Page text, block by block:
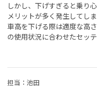
しかし、下げすぎると乗り
メリットが多く発生してしま
車高を下げる際は適度な高
の使用状況に合わせたセッ
担当：池田